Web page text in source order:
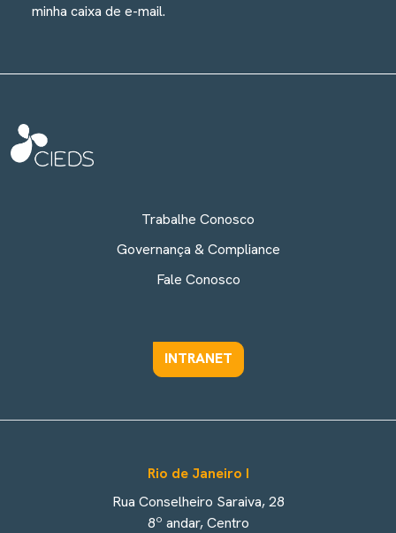
minha caixa de e-mail.
Trabalhe Conosco
Governança & Compliance
Fale Conosco
INTRANET
Rio de Janeiro I
Rua Conselheiro Saraiva, 28
8º andar, Centro